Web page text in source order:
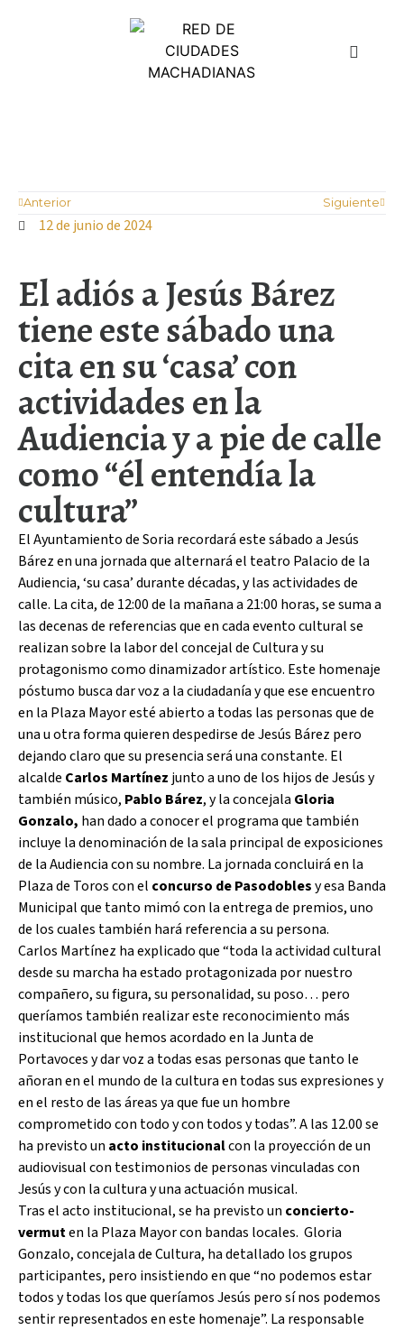
Anterior Siguiente
12 de junio de 2024
El adiós a Jesús Bárez
tiene este sábado una
cita en su ‘casa’ con
actividades en la
Audiencia y a pie de calle
como “él entendía la
cultura”
El Ayuntamiento de Soria recordará este sábado a Jesús
Bárez en una jornada que alternará el teatro Palacio de la
Audiencia, ‘su casa’ durante décadas, y las actividades de
calle. La cita, de 12:00 de la mañana a 21:00 horas, se suma a
las decenas de referencias que en cada evento cultural se
realizan sobre la labor del concejal de Cultura y su
protagonismo como dinamizador artístico. Este homenaje
póstumo busca dar voz a la ciudadanía y que ese encuentro
en la Plaza Mayor esté abierto a todas las personas que de
una u otra forma quieren despedirse de Jesús Bárez pero
dejando claro que su presencia será una constante. El
alcalde Carlos Martínez junto a uno de los hijos de Jesús y
también músico, Pablo Bárez, y la concejala Gloria
Gonzalo, han dado a conocer el programa que también
incluye la denominación de la sala principal de exposiciones
de la Audiencia con su nombre. La jornada concluirá en la
Plaza de Toros con el concurso de Pasodoblesy esa Banda
Municipal que tanto mimó con la entrega de premios, uno
de los cuales también hará referencia a su persona.
Carlos Martínez ha explicado que “toda la actividad cultural
desde su marcha ha estado protagonizada por nuestro
compañero, su figura, su personalidad, su poso… pero
queríamos también realizar este reconocimiento más
institucional que hemos acordado en la Junta de
Portavoces y dar voz a todas esas personas que tanto le
añoran en el mundo de la cultura en todas sus expresiones y
en el resto de las áreas ya que fue un hombre
comprometido con todo y con todos y todas”. A las 12.00 se
ha previsto un acto institucionalcon la proyección de un
audiovisual con testimonios de personas vinculadas con
Jesús y con la cultura y una actuación musical.
Tras el acto institucional, se ha previsto un concierto-
vermuten la Plaza Mayor con bandas locales. Gloria
Gonzalo, concejala de Cultura, ha detallado los grupos
participantes, pero insistiendo en que “no podemos estar
todos y todas los que queríamos Jesús pero sí nos podemos
sentir representados en este homenaje”. La responsable